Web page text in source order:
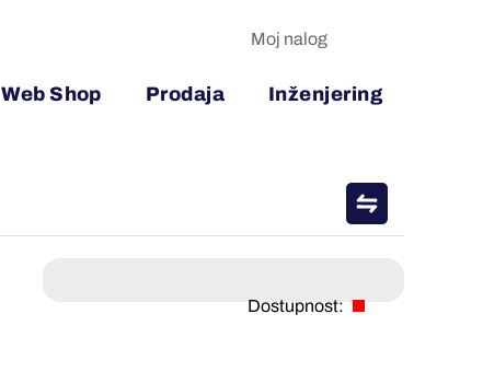
Web Shop Prodaja Inženjering
Moj nalog
Dostupnost: